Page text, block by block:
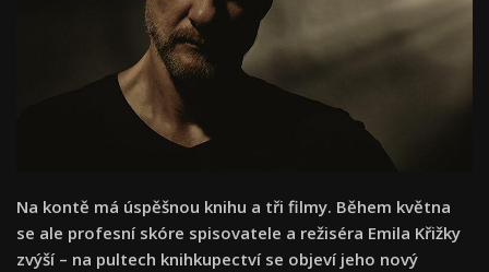
Na kontě má úspěšnou knihu a tři filmy. Během května
se ale profesní skóre spisovatele a režiséra Emila Křižky
zvýší – na pultech knihkupectví se objeví jeho nový